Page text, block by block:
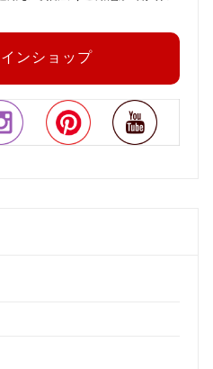
ンショップ